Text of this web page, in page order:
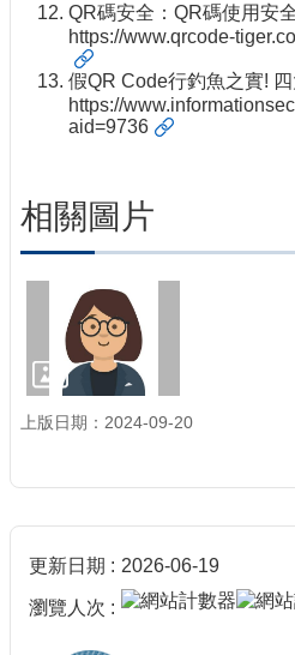
QR碼安全：QR碼使用安
https://www.qrcode-
假QR Code行釣魚之實!
https://
aid=9736
相關圖片
上版日期：2024-09-20
更新日期 2026-06-19
瀏覽人次